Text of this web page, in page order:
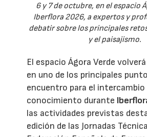
6 y 7 de octubre, en el espacio
Iberflora 2026, a expertos y
debatir sobre los principales
y el paisajismo.
El espacio Ágora Verde
en uno de los principales
encuentro para el intercambio
conocimiento durante
las actividades previstas
edición de las Jornadas